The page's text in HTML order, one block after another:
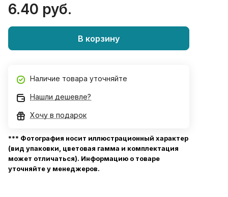
6.40 руб.
В корзину
Наличие товара уточняйте
Нашли дешевле?
Хочу в подарок
*** Фотография носит иллюстрационный характер
(вид упаковки, цветовая гамма и комплектация
может отличаться). Информацию о товаре
уточняйте у менеджеров.